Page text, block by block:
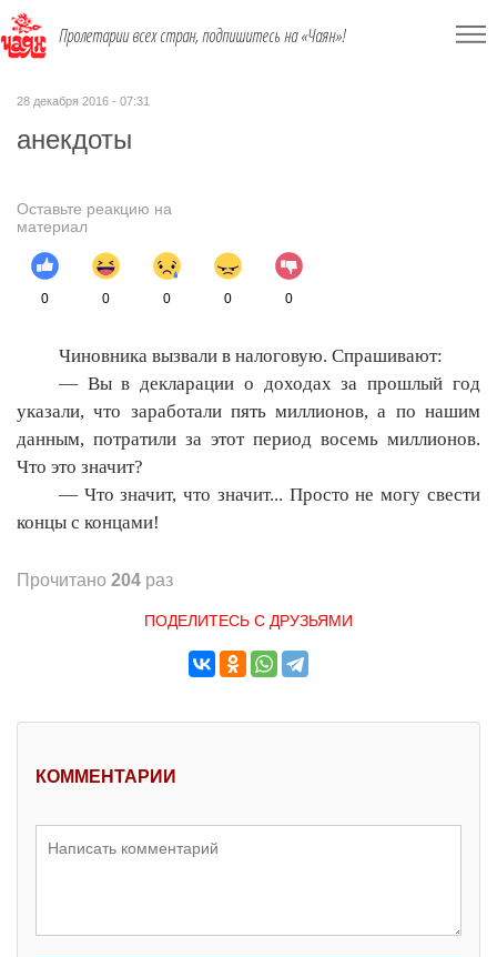
Пролетарии всех стран, подпишитесь на «Чаян»!
28 декабря 2016 - 07:31
анекдоты
Оставьте реакцию на
материал
0 0 0 0 0
Чиновника вызвали в налоговую. Спрашивают:
— Вы в декларации о доходах за прошлый год
указали, что заработали пять миллионов, а по нашим
данным, потратили за этот период восемь миллионов.
Что это значит?
— Что значит, что значит... Просто не могу свести
концы с концами!
Прочитано 204 раз
ПОДЕЛИТЕСЬ С ДРУЗЬЯМИ
КОММЕНТАРИИ